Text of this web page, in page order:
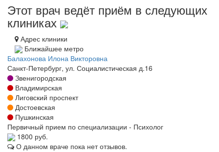
Этот врач ведёт приём в следующих
клиниках
Адрес клиники
Ближайшее метро
Балахонова Илона Викторовна
Санкт-Петербург, ул. Социалистическая д.16
Звенигородская
Владимирская
Лиговский проспект
Достоевская
Пушкинская
Первичный прием по специализации - Психолог
1800 руб.
О данном враче пока нет отзывов.